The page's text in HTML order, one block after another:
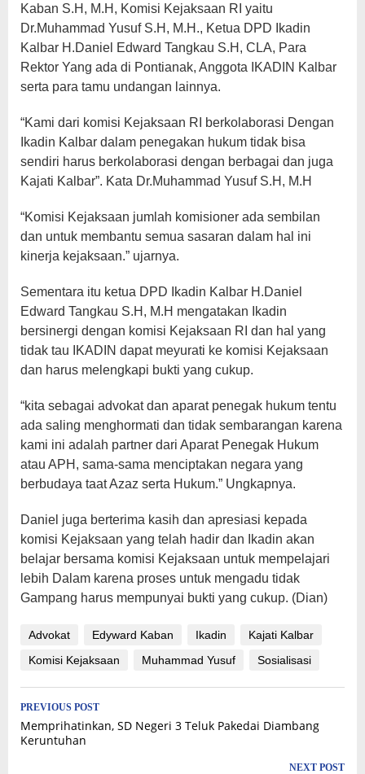
Kaban S.H, M.H, Komisi Kejaksaan RI yaitu
Dr.Muhammad Yusuf S.H, M.H., Ketua DPD Ikadin
Kalbar H.Daniel Edward Tangkau S.H, CLA, Para
Rektor Yang ada di Pontianak, Anggota IKADIN Kalbar
serta para tamu undangan lainnya.
“Kami dari komisi Kejaksaan RI berkolaborasi Dengan
Ikadin Kalbar dalam penegakan hukum tidak bisa
sendiri harus berkolaborasi dengan berbagai dan juga
Kajati Kalbar”. Kata Dr.Muhammad Yusuf S.H, M.H
“Komisi Kejaksaan jumlah komisioner ada sembilan
dan untuk membantu semua sasaran dalam hal ini
kinerja kejaksaan.” ujarnya.
Sementara itu ketua DPD Ikadin Kalbar H.Daniel
Edward Tangkau S.H, M.H mengatakan Ikadin
bersinergi dengan komisi Kejaksaan RI dan hal yang
tidak tau IKADIN dapat meyurati ke komisi Kejaksaan
dan harus melengkapi bukti yang cukup.
“kita sebagai advokat dan aparat penegak hukum tentu
ada saling menghormati dan tidak sembarangan karena
kami ini adalah partner dari Aparat Penegak Hukum
atau APH, sama-sama menciptakan negara yang
berbudaya taat Azaz serta Hukum.” Ungkapnya.
Daniel juga berterima kasih dan apresiasi kepada
komisi Kejaksaan yang telah hadir dan Ikadin akan
belajar bersama komisi Kejaksaan untuk mempelajari
lebih Dalam karena proses untuk mengadu tidak
Gampang harus mempunyai bukti yang cukup. (Dian)
Advokat Edyward Kaban Ikadin
Kajati Kalbar
Komisi Kejaksaan
Muhammad Yusuf Sosialisasi
Post
navigation
PREVIOUS POST
Memprihatinkan, SD Negeri 3 Teluk Pakedai Diambang
Keruntuhan
NEXT POST